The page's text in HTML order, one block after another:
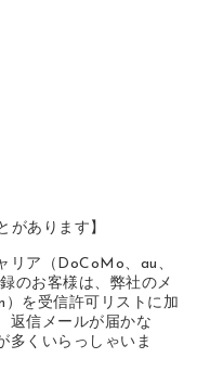
があります】
リア（DoCoMo、au、
のお客様は、弊社のメ
を受信許可リストに加
返信メールが届かな
多くいらっしゃいま